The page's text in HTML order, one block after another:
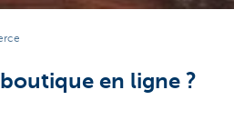
en ligne ?